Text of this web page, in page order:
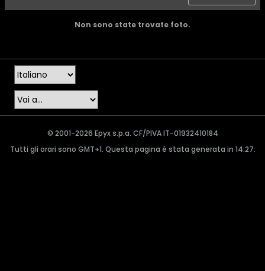
Non sono state trovate foto.
© 2001-2026 Epyx s.p.a. CF/PIVA IT-01932410184
Tutti gli orari sono GMT+1. Questa pagina è stata generata in 14:27.